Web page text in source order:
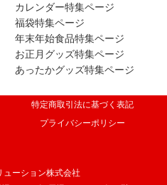
カレンダー特集ページ
福袋特集ページ
年末年始食品特集ページ
お正月グッズ特集ページ
あったかグッズ特集ページ
特定商取引法に基づく表記
プライバシーポリシー
ーション株式会社